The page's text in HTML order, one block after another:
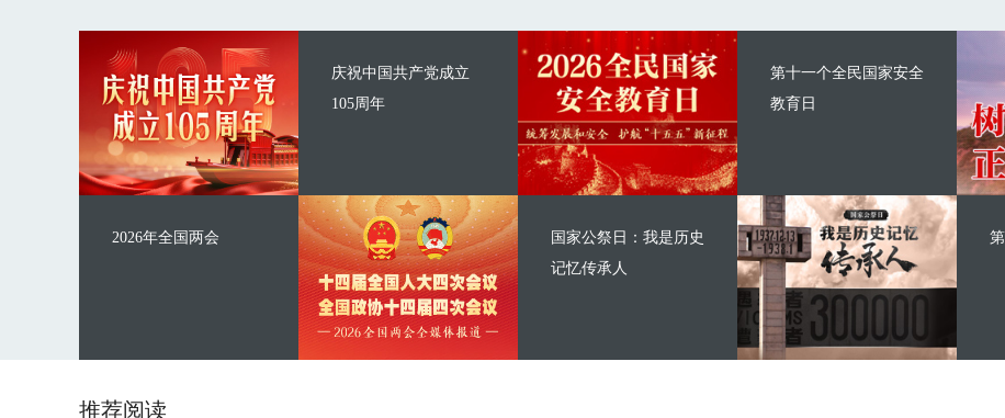
庆祝中国共产党成立
105周年
2026年全国两会
第十一个全民国家安全
教育日
国家公祭日：我是历史
记忆传承人
推荐阅读